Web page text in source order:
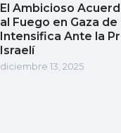
El Ambicioso
al Fuego en Gaza
Intensifica Ante la
Israelí
diciembre 13, 2025